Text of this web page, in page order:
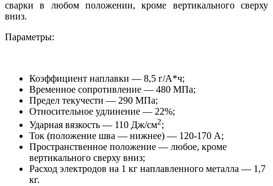
сварки в любом положении, кроме вертикального сверху
вниз.
Параметры:
Коэффициент наплавки — 8,5 г/А*ч;
Временное сопротивление — 480 МПа;
Предел текучести — 290 МПа;
Относительное удлинение — 22%;
Ударная вязкость — 110 Дж/см2;
Ток (положение шва — нижнее) — 120-170 А;
Пространственное положение — любое, кроме
вертикального сверху вниз;
Расход электродов на 1 кг наплавленного металла — 1,7
кг.